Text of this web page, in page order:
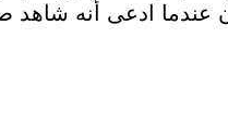
عندما ادعى أنه